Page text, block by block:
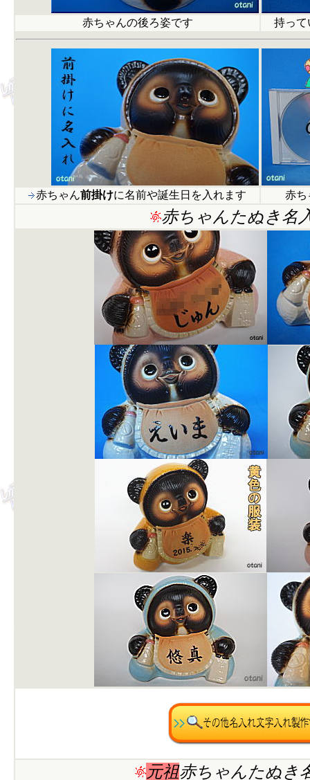
赤ちゃんの後ろ姿です 持って
赤ちゃん前掛けに名前や誕生日を入れます 赤ち
赤ちゃんたぬき名
元祖赤ちゃんたぬき